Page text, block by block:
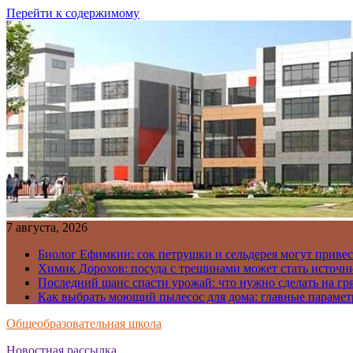
Перейти к содержимому
7 августа, 2026
Биолог Ефимкин: сок петрушки и сельдерея могут
Химик Дорохов: посуда с трещинами может стать
Последний шанс спасти урожай: что нужно сделать на
Как выбрать моющий пылесос для дома: главные
Общеобразовательная школа
Новостная рассылка